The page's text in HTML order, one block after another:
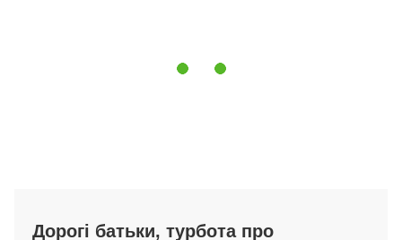
Дорогі батьки, турбота про